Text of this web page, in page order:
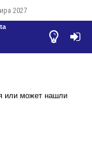
2027


или может нашли